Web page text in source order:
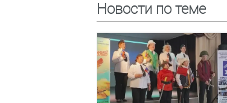
Новости по теме